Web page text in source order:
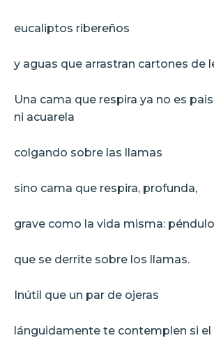
eucaliptos ribereños
y aguas que arrastran cartones de
Una cama que respira ya no es
ni acuarela
colgando sobre las llamas
sino cama que respira, profunda,
grave como la vida misma: péndulo
que se derrite sobre los llamas.
Inútil que un par de ojeras
lánguidamente te contemplen si el